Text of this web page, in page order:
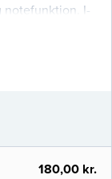
notefunktion. I-
klinisk praksis
180,00 kr.